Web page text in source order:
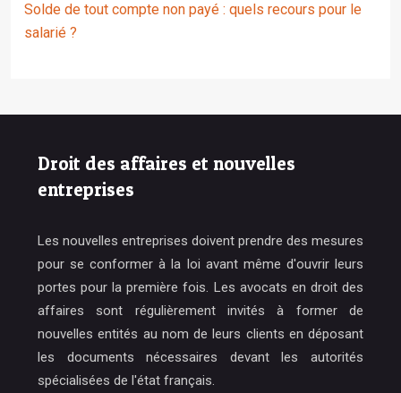
Solde de tout compte non payé : quels recours pour le
salarié ?
Droit des affaires et nouvelles
entreprises
Les nouvelles entreprises doivent prendre des mesures
pour se conformer à la loi avant même d'ouvrir leurs
portes pour la première fois. Les avocats en droit des
affaires sont régulièrement invités à former de
nouvelles entités au nom de leurs clients en déposant
les documents nécessaires devant les autorités
spécialisées de l'état français.